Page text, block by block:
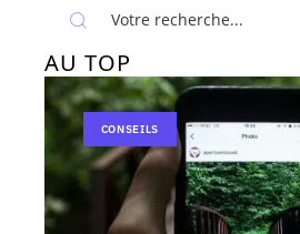
AU TOP
CONSEILS